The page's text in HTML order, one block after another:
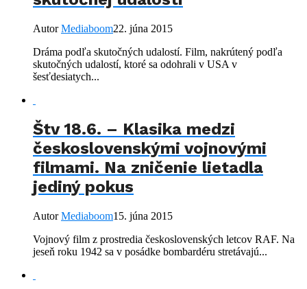
AutorMediaboom22. júna 2015
Dráma podľa skutočných udalostí. Film, nakrútený podľa
skutočných udalostí, ktoré sa odohrali v USA v
šesťdesiatych...
Štv 18.6. – Klasika medzi
československými vojnovými
filmami. Na zničenie lietadla
jediný pokus
AutorMediaboom15. júna 2015
Vojnový film z prostredia československých letcov RAF. Na
jeseň roku 1942 sa v posádke bombardéru stretávajú...